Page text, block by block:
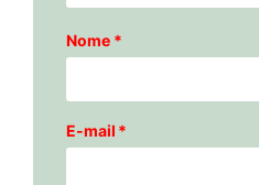
Nome *
E-mail *